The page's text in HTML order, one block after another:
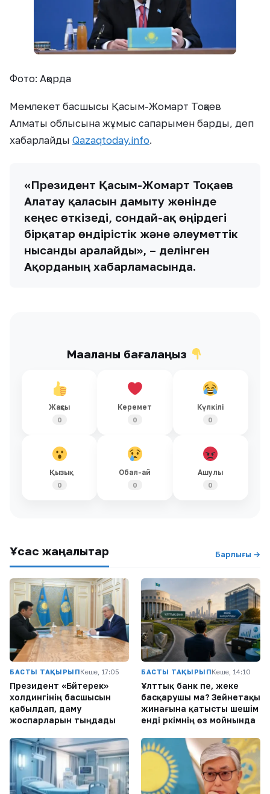
Фото: Ақорда
Мемлекет басшысы Қасым-Жомарт Тоқаев
Алматы облысына жұмыс сапарымен барды, деп
хабарлайды Qazaqtoday.info.
«Президент Қасым-Жомарт Тоқаев
Алатау қаласын дамыту жөнінде
кеңес өткізеді, сондай-ақ өңірдегі
бірқатар өндірістік және әлеуметтік
нысанды аралайды», – делінген
Ақорданың хабарламасында.
Мақаланы бағалаңыз
Жақсы
0
Керемет
0
Күлкілі
0
Қызық
0
Обал-ай
0
Ашулы
0
Ұқсас жаңалықтар Барлығы →
БАСТЫ ТАҚЫРЫПКеше, 17:05
Президент «Бәйтерек»
холдингінің басшысын
қабылдап, даму
жоспарларын тыңдады
БАСТЫ ТАҚЫРЫПКеше, 14:10
Ұлттық банк пе, жеке
басқарушы ма? Зейнетақы
жинағына қатысты шешім
енді әркімнің өз мойнында